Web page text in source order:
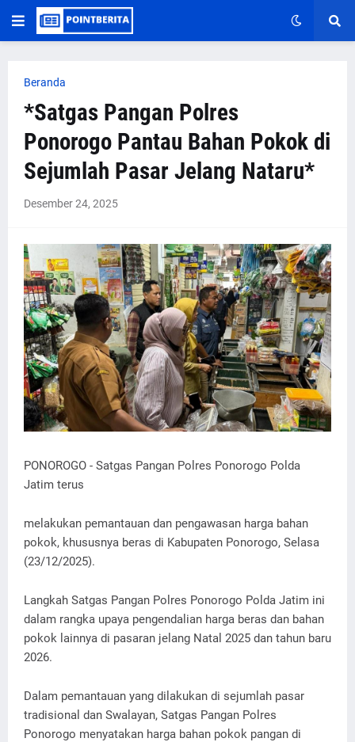
Beranda
*Satgas Pangan Polres
Ponorogo Pantau Bahan Pokok di
Sejumlah Pasar Jelang Nataru*
Desember 24, 2025
PONOROGO - Satgas Pangan Polres Ponorogo Polda
Jatim terus
melakukan pemantauan dan pengawasan harga bahan
pokok, khususnya beras di Kabupaten Ponorogo, Selasa
(23/12/2025).
Langkah Satgas Pangan Polres Ponorogo Polda Jatim ini
dalam rangka upaya pengendalian harga beras dan bahan
pokok lainnya di pasaran jelang Natal 2025 dan tahun baru
2026.
Dalam pemantauan yang dilakukan di sejumlah pasar
tradisional dan Swalayan, Satgas Pangan Polres
Ponorogo menyatakan harga bahan pokok pangan di